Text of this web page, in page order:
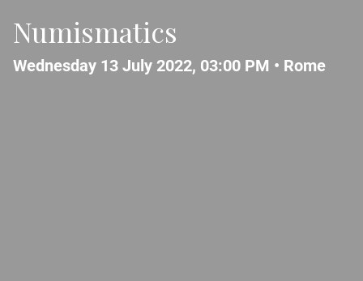
Numismatics
Wednesday 13 July 2022, 03:00 PM • Rome